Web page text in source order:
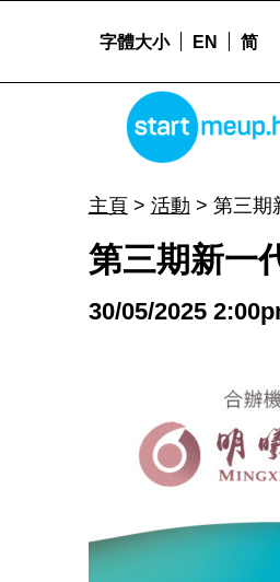
字體大小 EN 简
主頁> 活動 > 第三期
第三期新一
30/05/2025